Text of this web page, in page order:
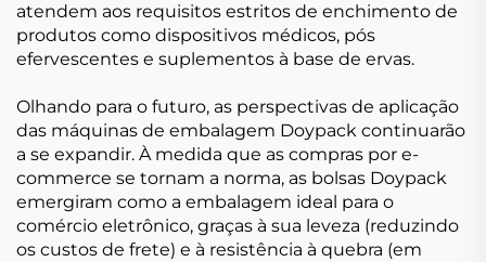
atendem aos requisitos estritos de enchimento de
produtos como dispositivos médicos, pós
efervescentes e suplementos à base de ervas.
Olhando para o futuro, as perspectivas de aplicação
das máquinas de embalagem Doypack continuarão
a se expandir. À medida que as compras por e-
commerce se tornam a norma, as bolsas Doypack
emergiram como a embalagem ideal para o
comércio eletrônico, graças à sua leveza (reduzindo
os custos de frete) e à resistência à quebra (em